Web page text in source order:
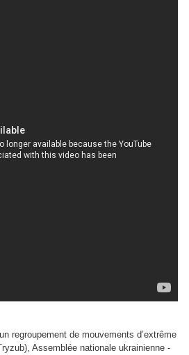
regroupement de mouvements d’extrême
Assemblée nationale ukrainienne -